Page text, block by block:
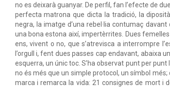
no es deixarà guanyar. De perfil, fan l’efecte de
perfecta matrona que dicta la tradició, la
negra, la imatge d’una rebel·lia contumaç
una bona estona així, impertèrrites. Dues
ens, vivent o no, que s’atrevisca a interrompre
l’orgull i, fent dues passes cap endavant, abaixa
esquerra, un únic toc. S’ha observat punt per
no és més que un simple protocol, un símbol
marca i remarca la vida: 21 consignes de mort i